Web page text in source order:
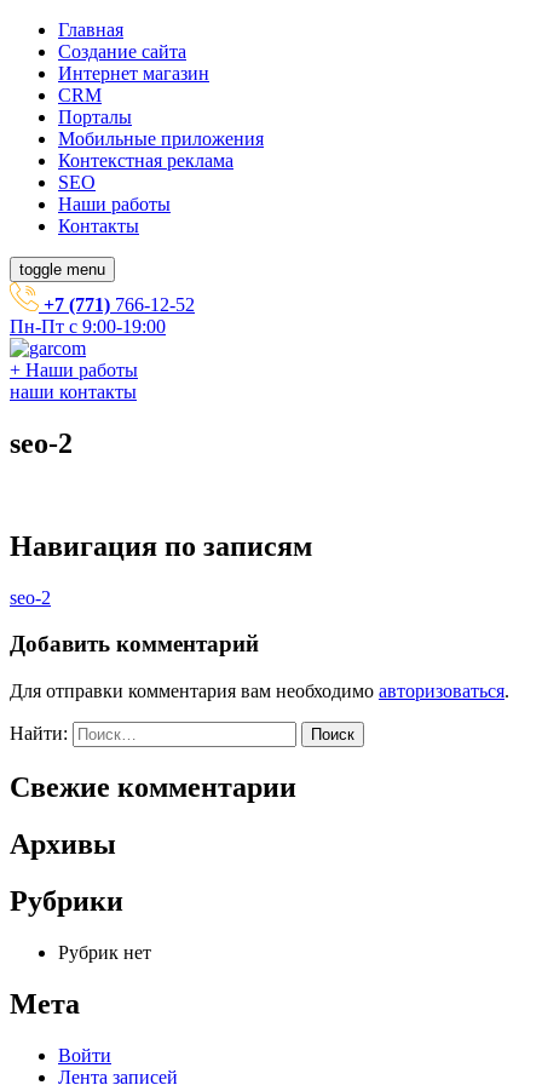
Главная
Создание сайта
Интернет магазин
CRM
Порталы
Мобильные приложения
Контекстная реклама
SEO
Наши работы
Контакты
toggle menu
+7 (771) 766-12-52
Пн-Пт с 9:00-19:00
+ Наши работы
наши контакты
seo-2
Навигация по записям
seo-2
Добавить комментарий
Для отправки комментария вам необходимо авторизоваться.
Найти:
Свежие комментарии
Архивы
Рубрики
Рубрик нет
Мета
Войти
Лента записей